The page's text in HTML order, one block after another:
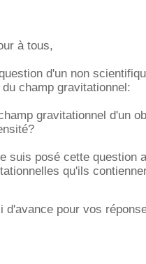
à tous,
d'un non
champ gravitationnel:
gravitationnel d'un
suis posé cette question
qu'ils
d'avance pour vos